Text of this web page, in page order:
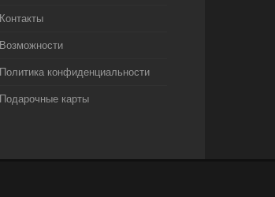
Контакты
Возможности
Политика конфиденциальности
Подарочные карты